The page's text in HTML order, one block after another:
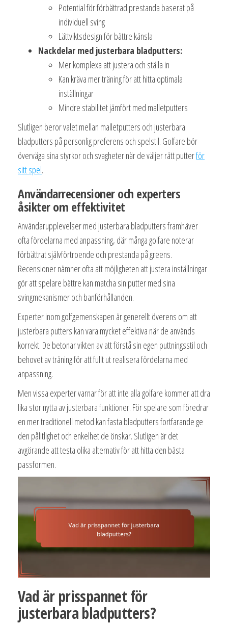
Potential för förbättrad prestanda baserat på
individuell sving
Lättviktsdesign för bättre känsla
Nackdelar med justerbara bladputters:
Mer komplexa att justera och ställa in
Kan kräva mer träning för att hitta optimala
inställningar
Mindre stabilitet jämfört med malletputters
Slutligen beror valet mellan malletputters och justerbara
bladputters på personlig preferens och spelstil. Golfare bör
överväga sina styrkor och svagheter när de väljer rätt putterför
sitt spel.
Användarrecensioner och experters
åsikter om effektivitet
Användarupplevelser med justerbara bladputters framhäver
ofta fördelarna med anpassning, där många golfare noterar
förbättrat självförtroende och prestanda på greens.
Recensioner nämner ofta att möjligheten att justera inställningar
gör att spelare bättre kan matcha sin putter med sina
svingmekanismer och banförhållanden.
Experter inom golfgemenskapen är generellt överens om att
justerbara putters kan vara mycket effektiva när de används
korrekt. De betonar vikten av att förstå sin egen puttningsstil och
behovet av träning för att fullt ut realisera fördelarna med
anpassning.
Men vissa experter varnar för att inte alla golfare kommer att dra
lika stor nytta av justerbara funktioner. För spelare som föredrar
en mer traditionell metod kan fasta bladputters fortfarande ge
den pålitlighet och enkelhet de önskar. Slutligen är det
avgörande att testa olika alternativ för att hitta den bästa
passformen.
Vad är prisspannet för
justerbara bladputters?